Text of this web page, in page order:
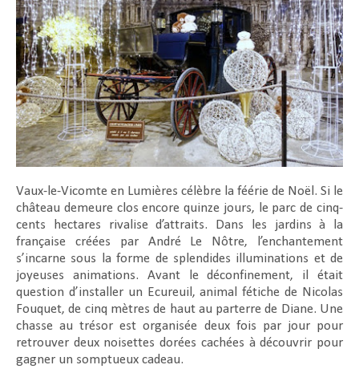
Vaux-le-Vicomte en Lumières célèbre la féérie de Noël. Si le
château demeure clos encore quinze jours, le parc de cinq-
cents hectares rivalise d’attraits. Dans les jardins à la
française créées par André Le Nôtre, l’enchantement
s’incarne sous la forme de splendides illuminations et de
joyeuses animations. Avant le déconfinement, il était
question d’installer un Ecureuil, animal fétiche de Nicolas
Fouquet, de cinq mètres de haut au parterre de Diane. Une
chasse au trésor est organisée deux fois par jour pour
retrouver deux noisettes dorées cachées à découvrir pour
gagner un somptueux cadeau.